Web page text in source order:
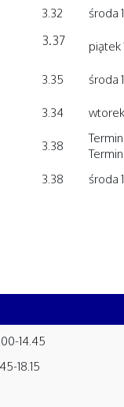
3.32 środa
3.37 piątek
3.35 środa
3.34
3.38
Termin
3.38 środa
14.45
18.15